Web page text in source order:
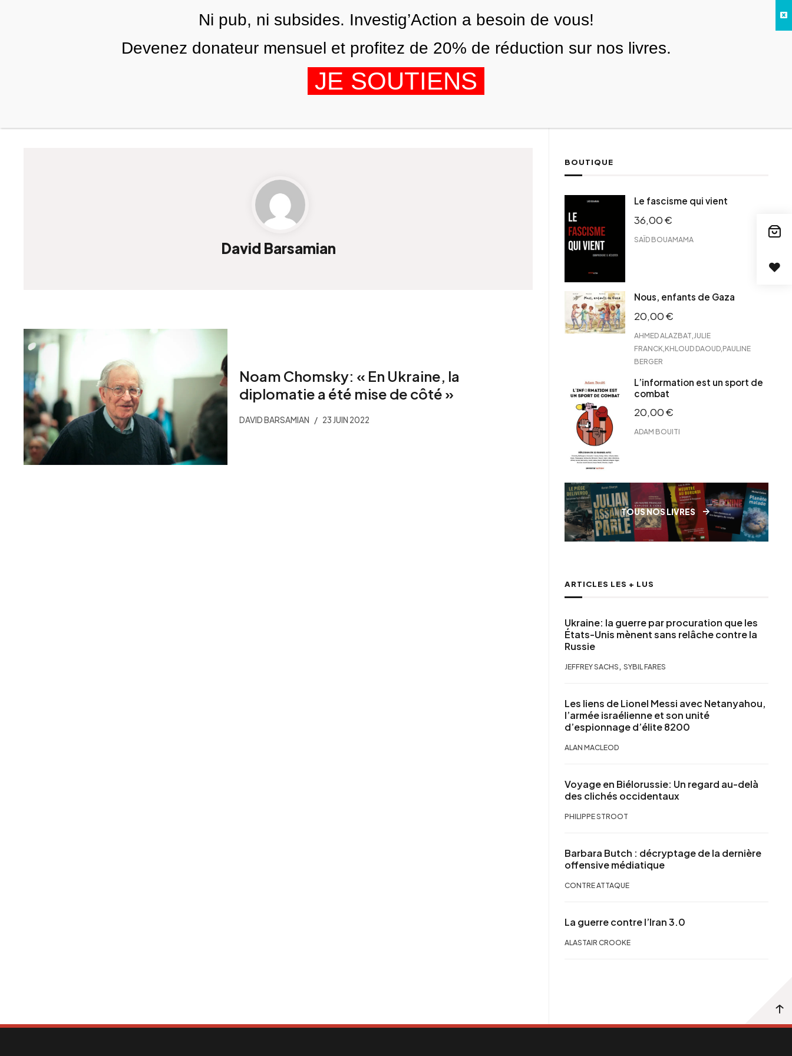
NOUS AGENDA
David Barsamian
Noam Chomsky: « En Ukraine, la
diplomatie a été mise de côté »
DAVID BARSAMIAN 23 JUIN 2022
BOUTIQUE
Le fascisme qui vient
36,00€
SAÏD BOUAMAMA
Nous, enfants de Gaza
20,00€
AHMED ALAZBAT JULIE
FRANCK KHLOUD DAOUD PAULINE
BERGER
L’information est un sport de
combat
20,00€
ADAM BOUITI
TOUS NOS LIVRES
ARTICLES LES + LUS
Ukraine: la guerre par procuration que les
États-Unis mènent sans relâche contre la
Russie
JEFFREY SACHS , SYBIL FARES
Les liens de Lionel Messi avec Netanyahou,
l’armée israélienne et son unité
d’espionnage d’élite 8200
ALAN MACLEOD
Voyage en Biélorussie: Un regard au-delà
des clichés occidentaux
PHILIPPE STROOT
Barbara Butch : décryptage de la dernière
offensive médiatique
CONTRE ATTAQUE
La guerre contre l’Iran 3.0
ALASTAIR CROOKE
Ni pub, ni subsides. Investig’Action a besoin de vous!
Devenez donateur mensuel et profitez de 20% de réduction sur nos livres.
JE SOUTIENS